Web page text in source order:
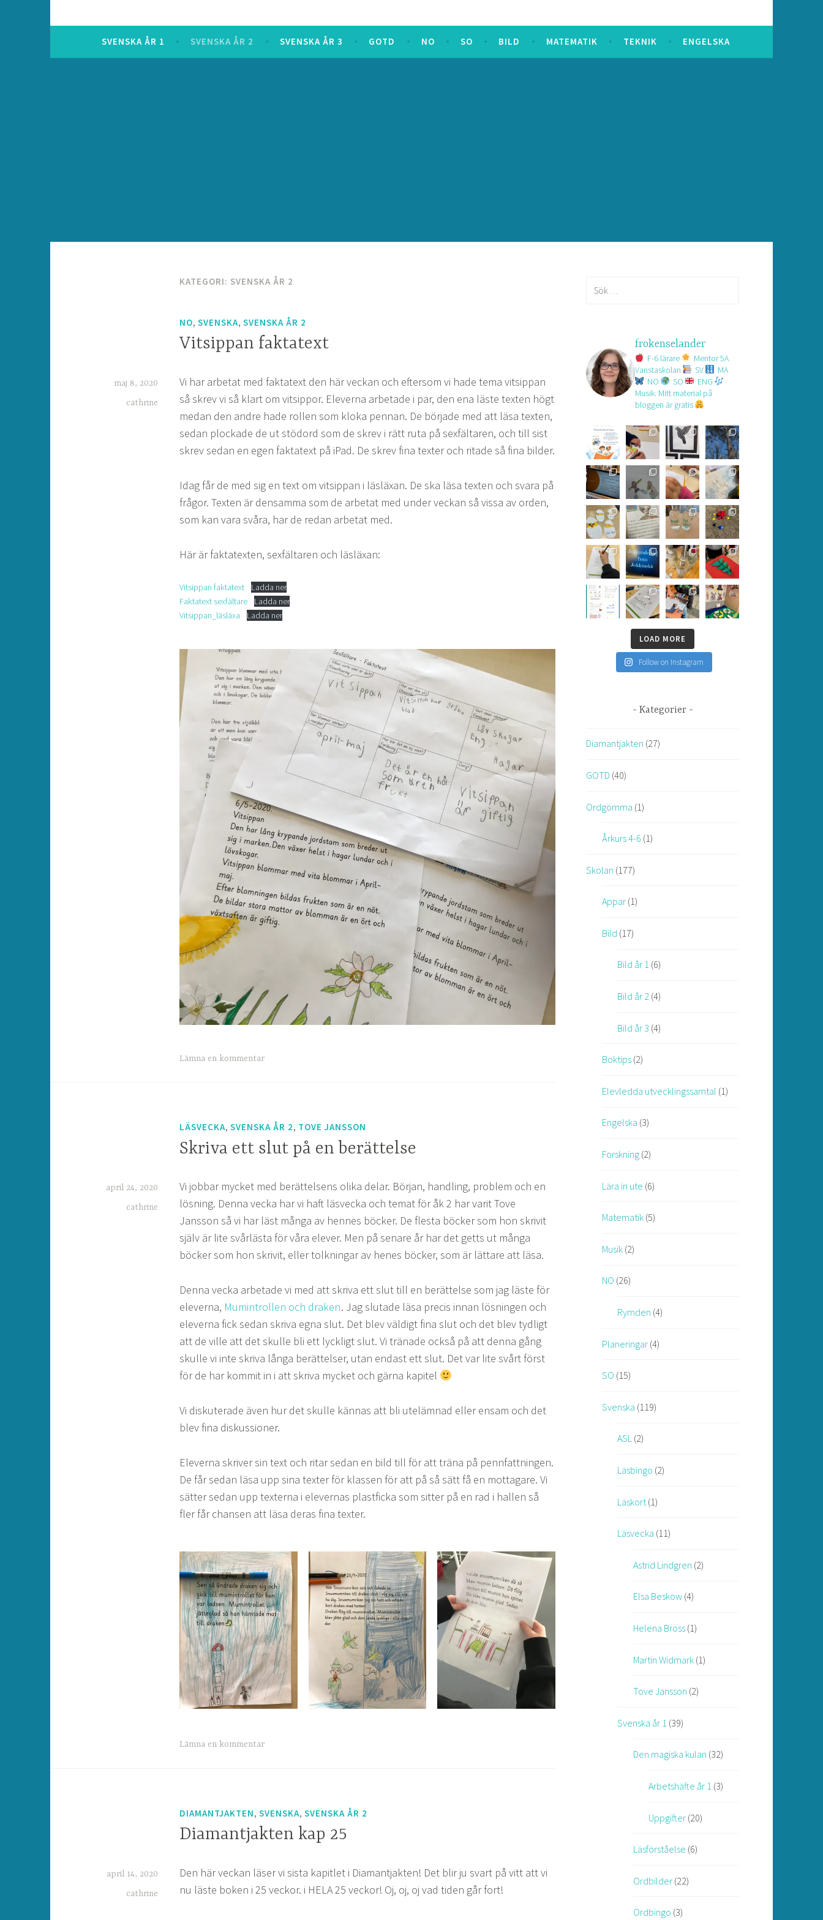
SVENSKA ÅR 1 SVENSKA ÅR 2 SVENSKA ÅR 3 GOTD NO SO BILD MATEMATIK TEKNIK ENGELSKA
KATEGORI: SVENSKA ÅR 2
NO, SVENSKA, SVENSKA ÅR 2
Vitsippan faktatext
maj 8, 2020
cathrine
Vi har arbetat med faktatext den här veckan och eftersom vi hade tema vitsippan
så skrev vi så klart om vitsippor. Eleverna arbetade i par, den ena läste texten högt
medan den andre hade rollen som kloka pennan. De började med att läsa texten,
sedan plockade de ut stödord som de skrev i rätt ruta på sexfältaren, och till sist
skrev sedan en egen faktatext på iPad. De skrev fina texter och ritade så fina bilder.
Idag får de med sig en text om vitsippan i läsläxan. De ska läsa texten och svara på
frågor. Texten är densamma som de arbetat med under veckan så vissa av orden,
som kan vara svåra, har de redan arbetat med.
Här är faktatexten, sexfältaren och läsläxan:
Vitsippan faktatext
Ladda ner
Faktatext sexfältare
Ladda ner
Vitsippan_läsläxa
Ladda ner
Lämna en kommentar
LÄSVECKA, SVENSKA ÅR 2, TOVE JANSSON
Skriva ett slut på en berättelse
april 24, 2020
cathrine
Vi jobbar mycket med berättelsens olika delar. Början, handling, problem och en
lösning. Denna vecka har vi haft läsvecka och temat för åk 2 har varit Tove
Jansson så vi har läst många av hennes böcker. De flesta böcker som hon skrivit
själv är lite svårlästa för våra elever. Men på senare år har det getts ut många
böcker som hon skrivit, eller tolkningar av henes böcker, som är lättare att läsa.
Denna vecka arbetade vi med att skriva ett slut till en berättelse som jag läste för
eleverna, Mumintrollen och draken. Jag slutade läsa precis innan lösningen och
eleverna fick sedan skriva egna slut. Det blev väldigt fina slut och det blev tydligt
att de ville att det skulle bli ett lyckligt slut. Vi tränade också på att denna gång
skulle vi inte skriva långa berättelser, utan endast ett slut. Det var lite svårt först
för de har kommit in i att skriva mycket och gärna kapitel
Vi diskuterade även hur det skulle kännas att bli utelämnad eller ensam och det
blev fina diskussioner.
Eleverna skriver sin text och ritar sedan en bild till för att träna på pennfattningen.
De får sedan läsa upp sina texter för klassen för att på så sätt få en mottagare. Vi
sätter sedan upp texterna i elevernas plastficka som sitter på en rad i hallen så
fler får chansen att läsa deras fina texter.
Lämna en kommentar
DIAMANTJAKTEN, SVENSKA, SVENSKA ÅR 2
Diamantjakten kap 25
april 14, 2020
cathrine
Den här veckan läser vi sista kapitlet i Diamantjakten! Det blir ju svart på vitt att vi
nu läste boken i 25 veckor. i HELA 25 veckor! Oj, oj, oj vad tiden går fort!
frokenselander
F-6 lärare
Mentor 5A
Vanstaskolan
SV
MA
NO
SO
ENG
Musik. Mitt material på
bloggen är gratis
LOAD MORE
Follow on Instagram
Kategorier
Diamantjakten (27)
GOTD (40)
Ordgömma (1)
Årkurs 4-6 (1)
Skolan (177)
Appar(1)
Bild (17)
Bild år 1 (6)
Bild år 2 (4)
Bild år 3 (4)
Boktips(2)
Elevledda utvecklingssamtal (1)
Engelska (3)
Forskning(2)
Lära in ute (6)
Matematik(5)
Musik(2)
NO (26)
Rymden (4)
Planeringar(4)
SO (15)
Svenska (119)
ASL (2)
Läsbingo (2)
Läskort (1)
Läsvecka (11)
Astrid Lindgren (2)
Elsa Beskow(4)
Helena Bross(1)
Martin Widmark(1)
Tove Jansson (2)
Svenska år 1 (39)
Den magiska kulan (32)
Arbetshäfte år 1 (3)
Uppgifter (20)
Läsförståelse (6)
Ordbilder(22)
Ordbingo (3)